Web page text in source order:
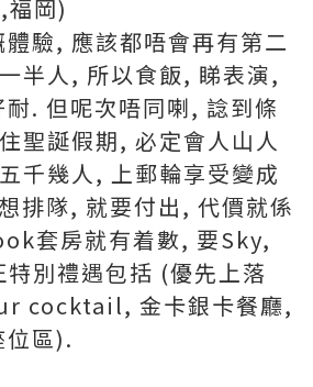
福岡)
驗, 應該都唔會再有第二
半人, 所以食飯, 睇表演,
. 但呢次唔同喇, 諗到條
聖誕假期, 必定會人山人
千幾人, 上郵輪享受變成
排隊, 就要付出, 代價就係
套房就有着數, 要Sky,
別禮遇包括 (優先上落
cocktail, 金卡銀卡餐廳,
位區).